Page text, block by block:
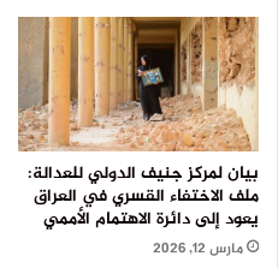
بيان لمركز جنيف الدولي للعدالة:
ملف الاختفاء القسري في العراق
يعود إلى دائرة الاهتمام الأممي
مارس 12, 2026